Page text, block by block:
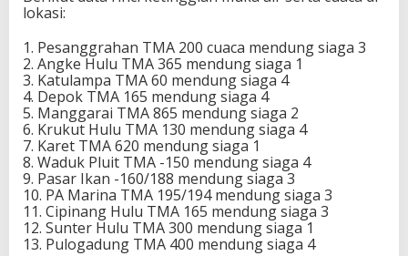
lokasi:
1. Pesanggrahan TMA 200 cuaca mendung siaga 3
2. Angke Hulu TMA 365 mendung siaga 1
3. Katulampa TMA 60 mendung siaga 4
4. Depok TMA 165 mendung siaga 4
5. Manggarai TMA 865 mendung siaga 2
6. Krukut Hulu TMA 130 mendung siaga 4
7. Karet TMA 620 mendung siaga 1
8. Waduk Pluit TMA -150 mendung siaga 4
9. Pasar Ikan -160/188 mendung siaga 3
10. PA Marina TMA 195/194 mendung siaga 3
11. Cipinang Hulu TMA 165 mendung siaga 3
12. Sunter Hulu TMA 300 mendung siaga 1
13. Pulogadung TMA 400 mendung siaga 4